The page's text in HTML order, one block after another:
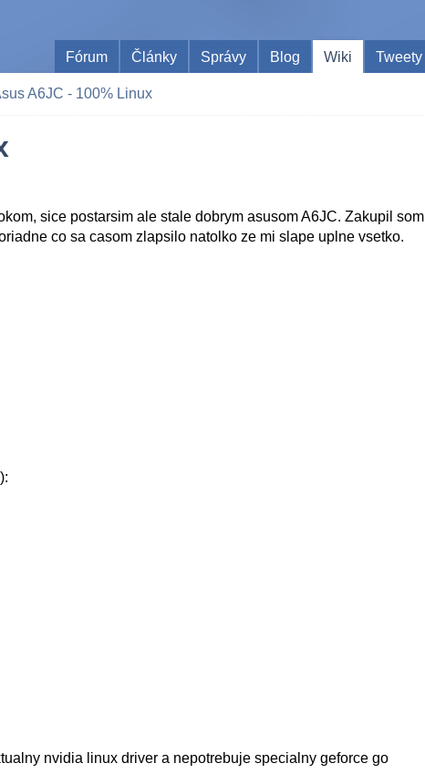
Fórum
Články Správy Blog Wiki Tweety
A6JC - 100% Linux
sice postarsim ale stale dobrym asusom A6JC. Zakupil som
co sa casom zlapsilo natolko ze mi slape uplne vsetko.
nvidia linux driver a nepotrebuje specialny geforce go